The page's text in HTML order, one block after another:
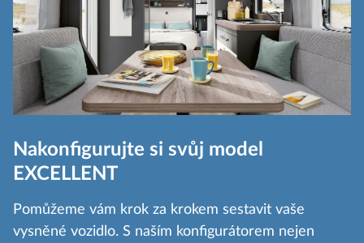
Nakonfigurujte si svůj model
EXCELLENT
Pomůžeme vám krok za krokem sestavit vaše
vysněné vozidlo. S naším konfigurátorem nejen